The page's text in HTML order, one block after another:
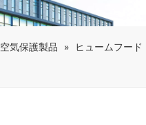
れます。
は法的責
空気保護製品 » ヒュームフード